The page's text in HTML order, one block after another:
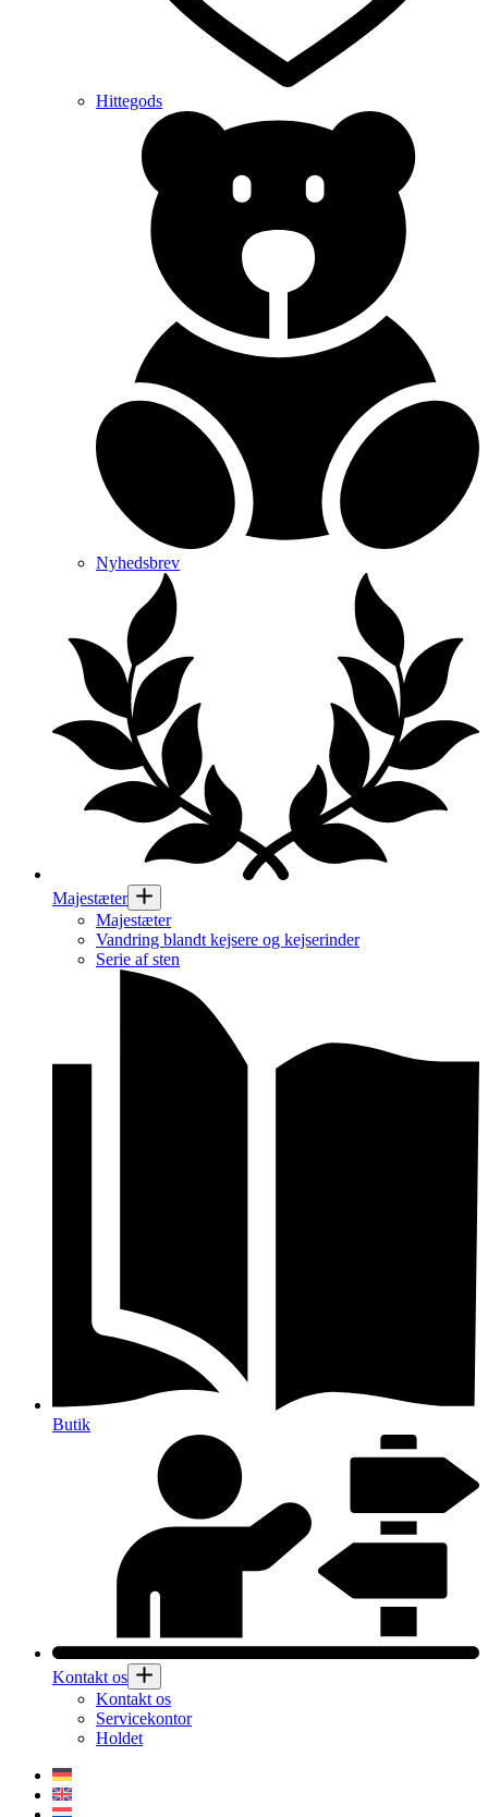
Hittegods
Nyhedsbrev
Majestæter
Majestæter
Vandring blandt kejsere og kejserinder
Serie af sten
Butik
Kontakt os
Kontakt os
Servicekontor
Holdet